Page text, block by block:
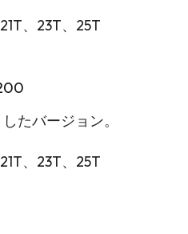
、23T、25T
たバージョン。
、23T、25T